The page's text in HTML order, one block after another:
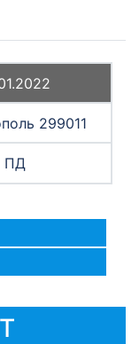
299011
ПД